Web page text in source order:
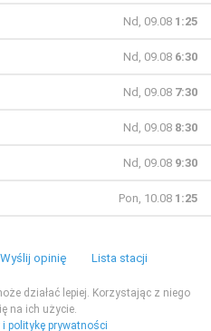
Nd, 09.08 1:25
Nd, 09.08 6:30
Nd, 09.08 7:30
Nd, 09.08 8:30
Nd, 09.08 9:30
Pon, 10.08 1:25
Wyślij opinię Lista stacji
działać lepiej. Korzystając z niego
na ich użycie.
politykę prywatności